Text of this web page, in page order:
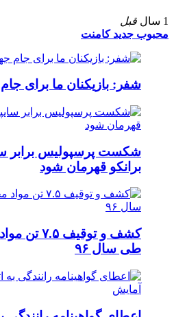
1 سال
قبل
محبوب جدیدکامنت
شفر: بازیکنان ما برای
شکست پرسپولیس برابر
برانکو قهرمان شود
کشف و
طی سال ۹۶